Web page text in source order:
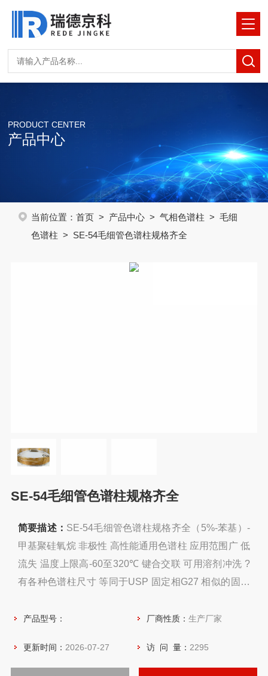
PRODUCT CENTER
产品中心
当前位置： 首页> 产品中心> 气相色谱柱 > 毛细
色谱柱 > SE-54毛细管色谱柱规格齐全
SE-54毛细管色谱柱规格齐全
简要描述： SE-54毛细管色谱柱规格齐全（5%-苯基）-
甲基聚硅氧烷 非极性 高性能通用色谱柱 应用范围广 低
流失 温度上限高-60至320℃ 键合交联 可用溶剂冲洗 ?
有各种色谱柱尺寸 等同于USP 固定相G27 相似的固定
OV-5, 007-2（MPS-5）, SE-52,SE-54, XTI-5,
产品型号： 厂商性质： 生产厂家
更新时间： 2026-07-27 访 问 量： 2295